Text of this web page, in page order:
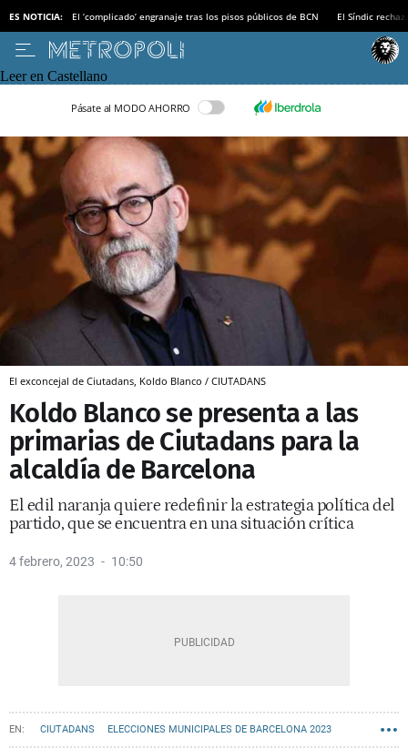
ES NOTICIA: El ‘complicado’ engranaje tras los pisos públicos de BCN El Síndic
Leer en Castellano
Pásate al MODO AHORRO
El exconcejal de Ciutadans, Koldo Blanco / CIUTADANS
Koldo Blanco se presenta a las
primarias de Ciutadans para la
alcaldía de Barcelona
El edil naranja quiere redefinir la estrategia política del
partido, que se encuentra en una situación crítica
4 febrero, 2023 10:50
CIUTADANS ELECCIONES MUNICIPALES DE BARCELONA 2023